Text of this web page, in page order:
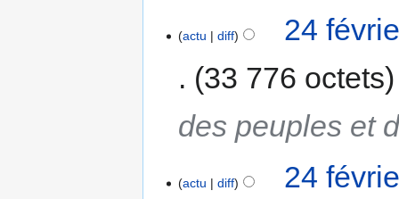
actu diff
24
33 776 octets
des peuples et
actu diff
24